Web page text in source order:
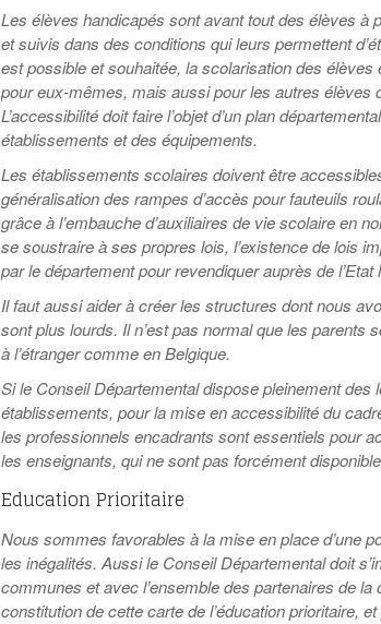
Les élèves handicapés sont avant tout des élèves à
et suivis dans des conditions qui leurs permettent
est possible et souhaitée, la scolarisation des
pour eux-mêmes, mais aussi pour les autres élèves
L’accessibilité doit faire l’objet d’un plan
établissements et des équipements.
Les établissements scolaires doivent être
généralisation des rampes d’accès pour fauteuils
grâce à l’embauche d’auxiliaires de vie scolaire en
se soustraire à ses propres lois, l’existence de lois
par le département pour revendiquer auprès de
Il faut aussi aider à créer les structures dont nous
sont plus lourds. Il n’est pas normal que les parents
à l’étranger comme en Belgique.
Si le Conseil Départemental dispose pleinement des
établissements, pour la mise en accessibilité du
les professionnels encadrants sont essentiels pour
les enseignants, qui ne sont pas forcément
Education Prioritaire
Nous sommes favorables à la mise en place d’une
les inégalités. Aussi le Conseil Départemental doit
communes et avec l’ensemble des partenaires de
constitution de cette carte de l’éducation prioritaire,